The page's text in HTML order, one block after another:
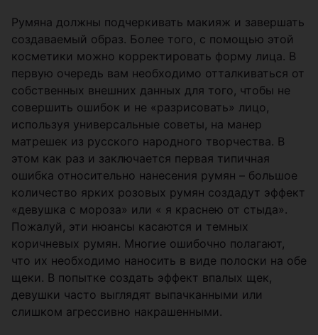
Румяна должны подчеркивать макияж и завершать
создаваемый образ. Более того, с помощью этой
косметики можно корректировать форму лица. В
первую очередь вам необходимо отталкиваться от
собственных внешних данных для того, чтобы не
совершить ошибок и не «разрисовать» лицо,
используя универсальные советы, на манер
матрешек из русского народного творчества. В
этом как раз и заключается первая типичная
ошибка относительно нанесения румян – большое
количество ярких розовых румян создадут эффект
«девушка с мороза» или « я краснею от стыда».
Пожалуй, эти нюансы касаются и темных
коричневых румян. Многие ошибочно полагают,
что их необходимо наносить в виде полоски на обе
щеки. В попытке создать эффект впалых щек,
девушки часто выглядят выпачканными или
слишком агрессивно накрашенными.